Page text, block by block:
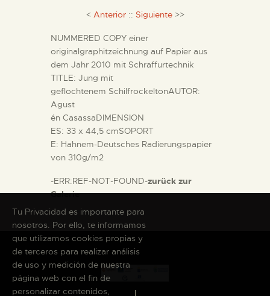
< Anterior :: Siguiente >>
NUMMERED COPY einer
originalgraphitzeichnung auf Papier aus
dem Jahr 2010 mit Schraffurtechnik
TITLE: Jung mit
geflochtenem SchilfrockeltonAUTOR:
Agust
én CasassaDIMENSION
ES: 33 x 44,5 cmSOPORT
E: Hahnem-Deutsches Radierungspapier
von 310g/m2
-ERR:REF-NOT-FOUND-zurück zur
Galerie
Tu Privacidad es importante para
nosotros. Por ello, te informamos
que utilizamos cookies propias y
de terceros para realizar análisis
de uso y medición de nuestra
página web con el fin de
personalizar contenidos,